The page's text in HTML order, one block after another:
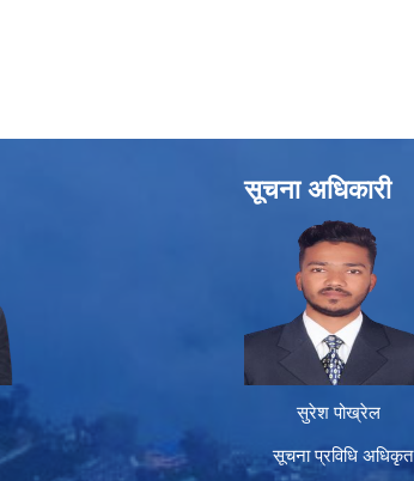
सूचना अधिकारी
सुरेश पोख्रेल
सूचना प्रविधि अधिकृत